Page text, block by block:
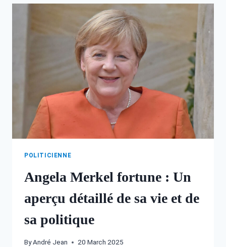
SON
PARCOURS
RICHESSE
POLITICIENNE
Angela Merkel fortune : Un
aperçu détaillé de sa vie et de
sa politique
ByAndré Jean 20 March 2025